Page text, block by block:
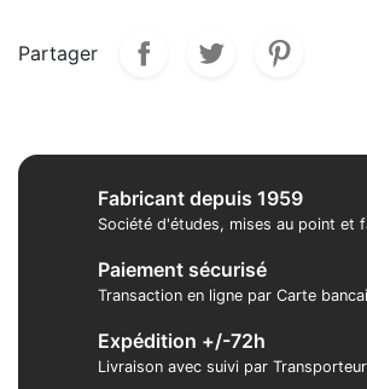
Partager
Fabricant depuis 1959
Société d'études, mises au point et
Paiement sécurisé
Transaction en ligne par Carte
Expédition +/-72h
Livraison avec suivi par